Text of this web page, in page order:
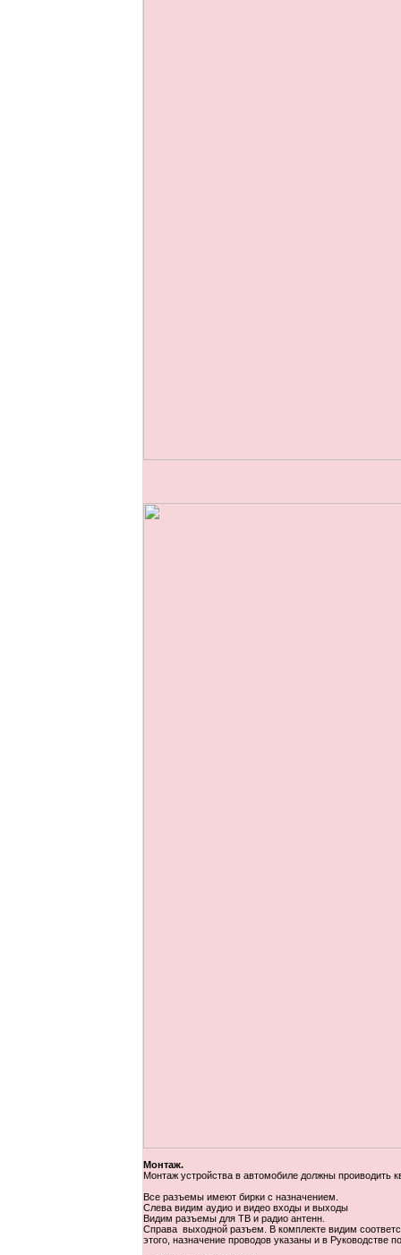
Монтаж.
Монтаж устройства в автомобиле должны проиводить
Все разъемы имеют бирки с назначением.
Слева видим аудио и видео входы и выходы
Видим разъемы для ТВ и радио антенн.
Справа выходной разъем. В комплекте видим
этого, назначение проводов указаны и в Руководстве